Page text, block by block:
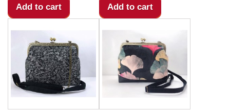
Add to cart Add to cart